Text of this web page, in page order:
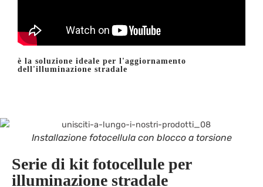
è la soluzione ideale per l'aggiornamento
dell'illuminazione stradale
Installazione fotocellula con blocco a torsione
Serie di kit fotocellule per
illuminazione stradale